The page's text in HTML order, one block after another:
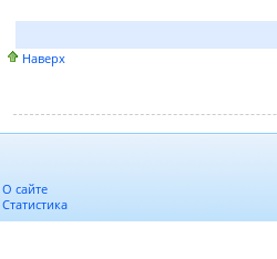
Наверх
О сайте
Статистика